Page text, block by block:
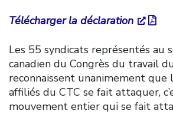
Télécharger la déclaration
Les 55 syndicats représentés au
canadien du Congrès du travail
reconnaissent unanimement que
affiliés du CTC se fait attaquer,
mouvement entier qui se fait